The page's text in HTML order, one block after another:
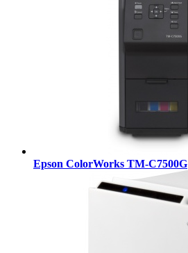
Epson ColorWorks TM-C7500G